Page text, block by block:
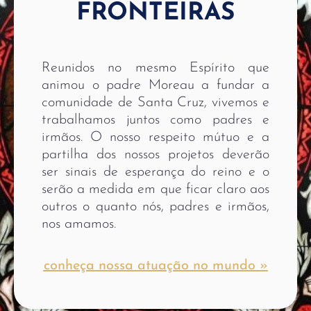
FRONTEIRAS
Reunidos no mesmo Espírito que
animou o padre Moreau a fundar a
comunidade de Santa Cruz, vivemos e
trabalhamos juntos como padres e
irmãos. O nosso respeito mútuo e a
partilha dos nossos projetos deverão
ser sinais de esperança do reino e o
serão a medida em que ficar claro aos
outros o quanto nós, padres e irmãos,
nos amamos.
conheça nossa atuação no mundo »